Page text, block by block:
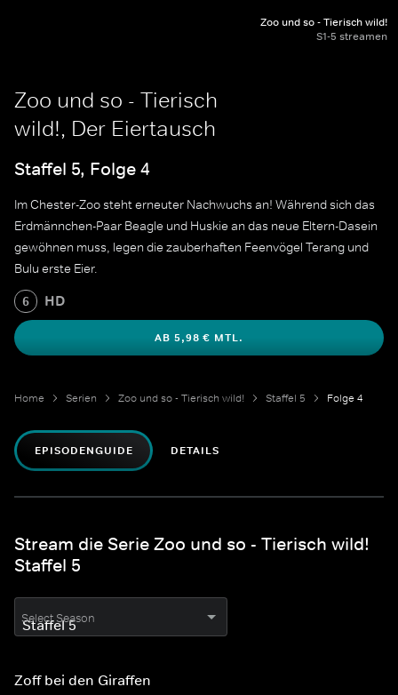
Zoo und so - Tierisch wild!
S1-5 streamen
Zoo und so - Tierisch
wild!, Der Eiertausch
Staffel 5, Folge 4
Im Chester-Zoo steht erneuter Nachwuchs an! Während sich das
Erdmännchen-Paar Beagle und Huskie an das neue Eltern-Dasein
gewöhnen muss, legen die zauberhaften Feenvögel Terang und
Bulu erste Eier.
6 HD
AB 5,98 € MTL.
Home Serien Zoo und so - Tierisch wild! Staffel 5 Folge 4
EPISODENGUIDE DETAILS
Stream die Serie Zoo und so - Tierisch wild!
Staffel 5
Select Season
Zoff bei den Giraffen